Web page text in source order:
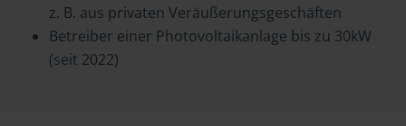
z. B. aus privaten Veräußerungsgeschäften
Betreiber einer Photovoltaikanlage bis zu 30kW
(seit 2022)